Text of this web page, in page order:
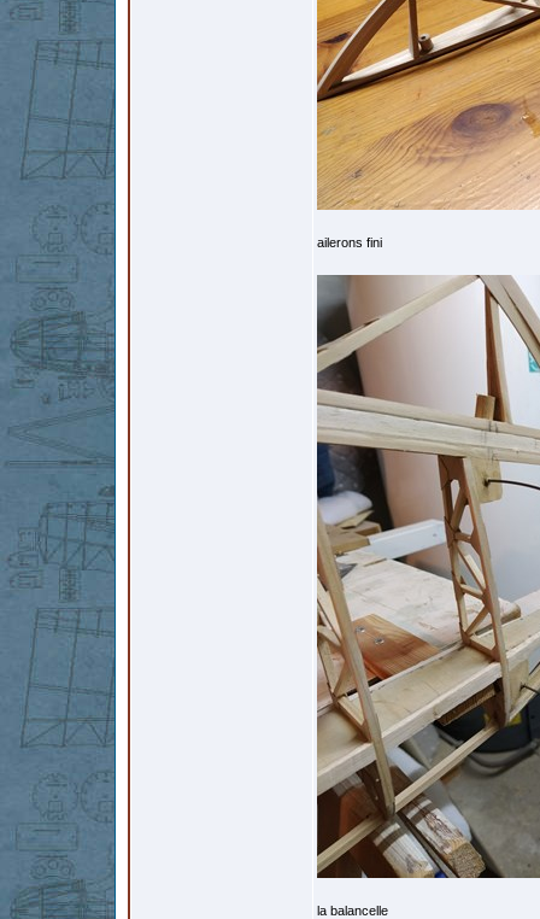
ailerons fini
la balancelle